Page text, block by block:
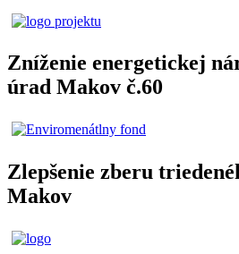
Zníženie energetickej
úrad Makov č.60
Zlepšenie zberu
Makov